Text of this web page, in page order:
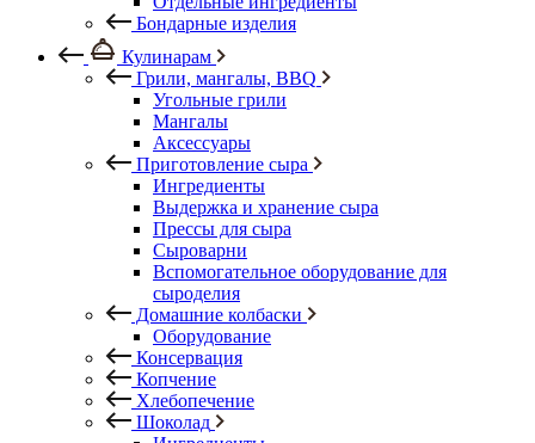
Бондарные изделия
Кулинарам
Грили, мангалы, BBQ
Угольные грили
Мангалы
Аксессуары
Приготовление сыра
Ингредиенты
Выдержка и хранение сыра
Прессы для сыра
Сыроварни
Вспомогательное оборудование для
сыроделия
Домашние колбаски
Оборудование
Консервация
Копчение
Хлебопечение
Шоколад